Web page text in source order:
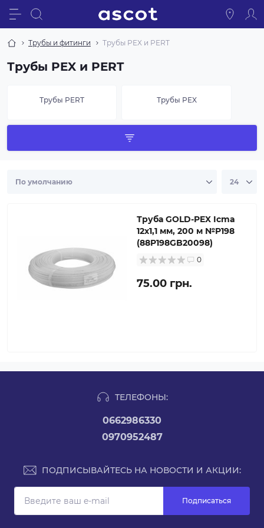
Трубы и фитинги Трубы PEX и PERT
Трубы PEX и PERT
Трубы PERT Трубы PEX
Труба GOLD-PEX Icma
12х1,1 мм, 200 м №P198
(88P198GB20098)
0
75.00 грн.
ТЕЛЕФОНЫ:
0662986330
0970952487
ПОДПИСЫВАЙТЕСЬ НА НОВОСТИ И АКЦИИ:
Подписаться